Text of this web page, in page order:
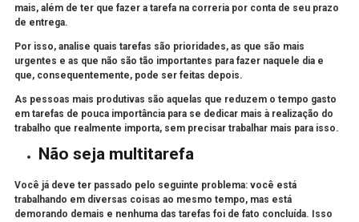
mais, além de ter que fazer a tarefa na correria por conta de seu prazo
de entrega.
Por isso, analise quais tarefas são prioridades, as que são mais
urgentes e as que não são tão importantes para fazer naquele dia e
que, consequentemente, pode ser feitas depois.
As pessoas mais produtivas são aquelas que reduzem o tempo gasto
em tarefas de pouca importância para se dedicar mais à realização do
trabalho que realmente importa, sem precisar trabalhar mais para isso.
Não seja multitarefa
Você já deve ter passado pelo seguinte problema: você está
trabalhando em diversas coisas ao mesmo tempo, mas está
demorando demais e nenhuma das tarefas foi de fato concluída. Isso